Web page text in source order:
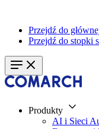
Przejdź do
Przejdź do stopki
Produkty
AI i Sieci